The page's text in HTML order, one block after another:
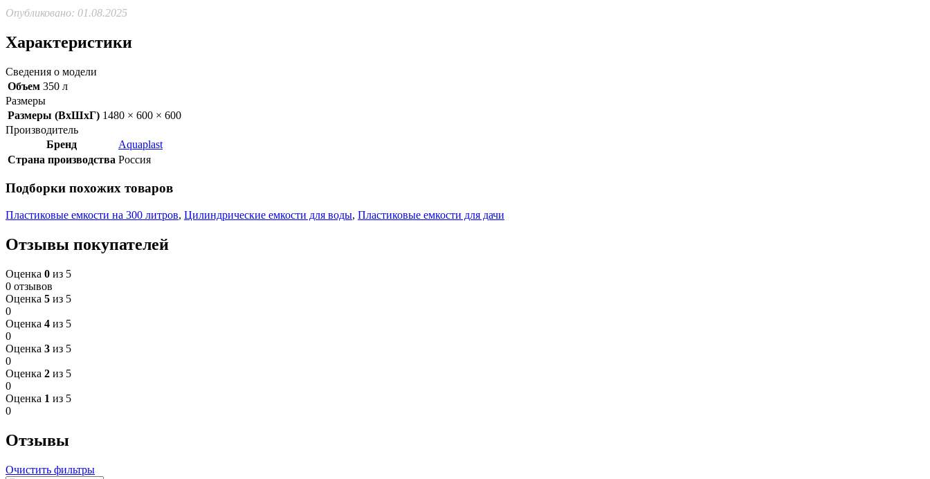
Опубликовано: 01.08.2025
Характеристики
Сведения о модели
Объем 350 л
Размеры
Размеры (ВхШхГ) 1480 × 600 × 600
Производитель
Бренд
Aquaplast
Страна производства Россия
Подборки похожих товаров
Пластиковые емкости на 300 литров, Цилиндрические емкости для воды, Пластиковые емкости для дачи
Отзывы покупателей
Оценка 0 из 5
0 отзывов
Оценка 5 из 5
0
Оценка 4 из 5
0
Оценка 3 из 5
0
Оценка 2 из 5
0
Оценка 1 из 5
0
Отзывы
Очистить фильтры